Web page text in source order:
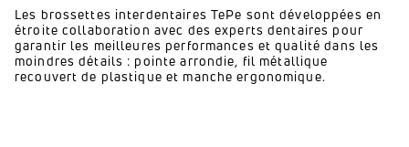
Les brossettes interdentaires TePe sont développées en
étroite collaboration avec des experts dentaires pour
garantir les meilleures performances et qualité dans les
moindres détails : pointe arrondie, fil métallique
recouvert de plastique et manche ergonomique.